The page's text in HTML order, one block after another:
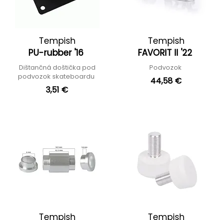
Tempish
PU-rubber '16
Dištančná doštička pod
podvozok skateboardu
3,51 €
Tempish
FAVORIT II '22
Podvozok
44,58 €
Tempish Tempish